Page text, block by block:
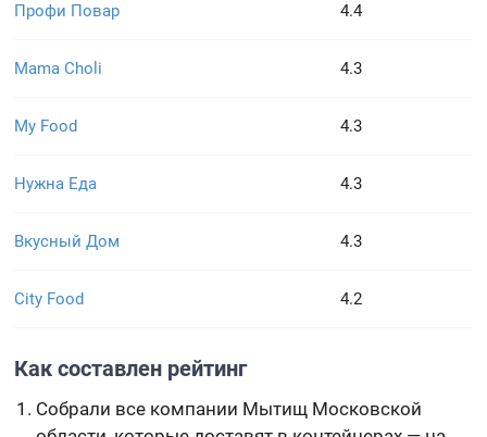
Профи Повар 4.4
Mama Choli 4.3
My Food 4.3
Нужна Еда 4.3
Вкусный Дом 4.3
City Food 4.2
Как составлен рейтинг
Собрали все компании Мытищ Московской